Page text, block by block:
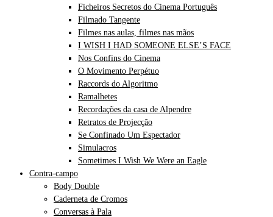
Ficheiros Secretos do Cinema Português
Filmado Tangente
Filmes nas aulas, filmes nas mãos
I WISH I HAD SOMEONE ELSE’S FACE
Nos Confins do Cinema
O Movimento Perpétuo
Raccords do Algoritmo
Ramalhetes
Recordações da casa de Alpendre
Retratos de Projecção
Se Confinado Um Espectador
Simulacros
Sometimes I Wish We Were an Eagle
Contra-campo
Body Double
Caderneta de Cromos
Conversas à Pala